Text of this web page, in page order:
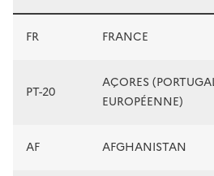
Liste des pays
FR FRANCE
PT-20
AÇORES
EUROPÉENNE)
AF AFGHANISTAN